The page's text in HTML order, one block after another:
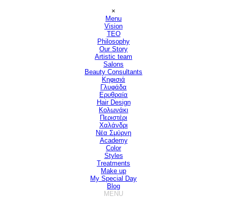
×
Menu
Vision
TEO
Philosophy
Our Story
Artistic team
Salons
Beauty Consultants
Κηφισιά
Γλυφάδα
Ερυθραία
Hair Design▼
Κολωνάκι
Περιστέρι
Χαλάνδρι
Νέα Σμύρνη
Academy
Color
Styles
Treatments
Make up
My Special Day
Blog
MENU